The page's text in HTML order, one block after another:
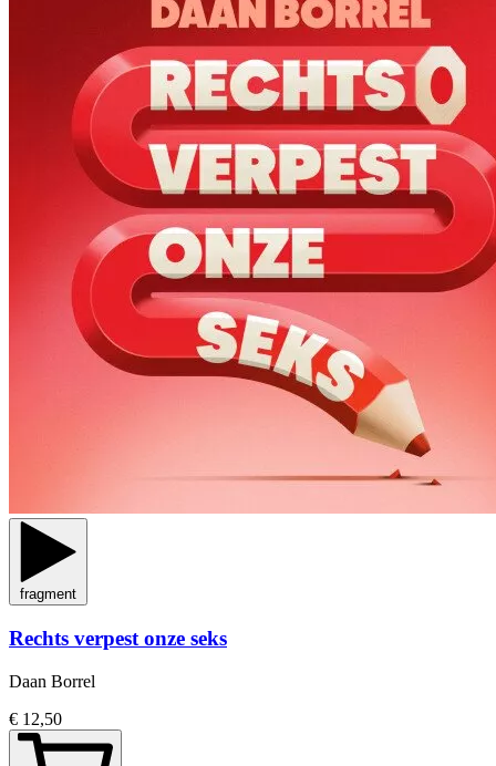
fragment
Rechts verpest onze seks
Daan Borrel
€ 12,50